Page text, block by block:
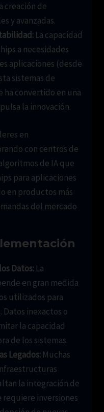
creación de
y avanzadas.
La capacidad
a necesidades
aplicaciones (desde
sistemas de
convertido en una
la innovación.
en
con centros de
de IA que
para aplicaciones
en productos más
del mercado
Datos: La
en gran medida
utilizados para
inexactos o
la capacidad
de los sistemas.
Legados: Muchas
la integración de
requiere inversiones